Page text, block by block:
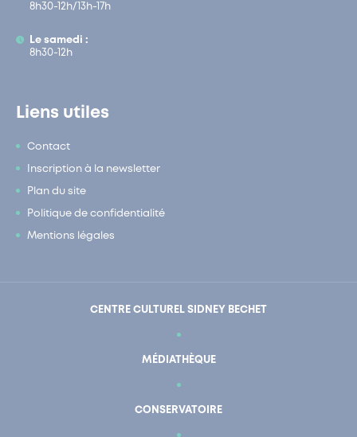
8h30-12h/13h-17h
Le samedi :
8h30-12h
Liens utiles
Contact
Inscription à la newsletter
Plan du site
Politique de confidentialité
Mentions légales
CENTRE CULTUREL SIDNEY BECHET
MÉDIATHÈQUE
CONSERVATOIRE